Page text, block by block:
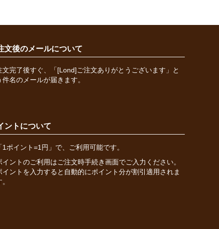
文後のメールについて
文完了後すぐ、「[Lond]ご注文ありがとうございます」と
件名のメールが届きます。
ントについて
1ポイント=1円」で、ご利用可能です。
イントのご利用はご注文時手続き画面でご入力ください。
イントを入力すると自動的にポイント分が割引適用されま